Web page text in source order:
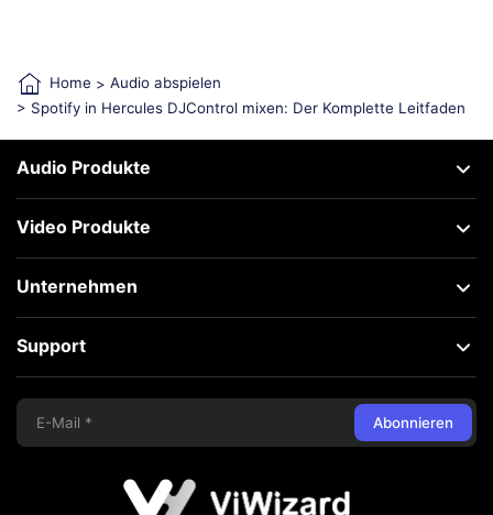
Home > Audio abspielen
> Spotify in Hercules DJControl mixen: Der Komplette Leitfaden
Audio Produkte
Video Produkte
Unternehmen
Support
Abonnieren